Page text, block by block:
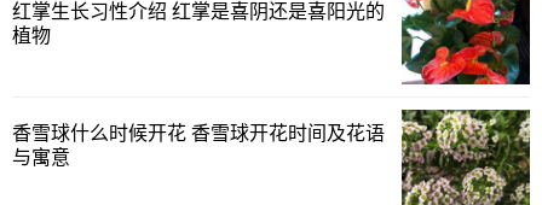
造成植株生长不良，引起落芽，植株变弱，叶色变浅及花期
缩短。但郁金香上盆后半个多月时间内，应适当遮光，以利
4、浇水
栽种前要调节土壤水分，要求不干不湿，保持一定湿度。
红掌生长习性介绍 红掌是喜阴还是喜阳光的
植物
香雪球什么时候开花 香雪球开花时间及花语
与寓意